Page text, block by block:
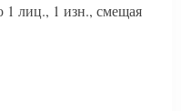
лиц., 1 изн., смещая